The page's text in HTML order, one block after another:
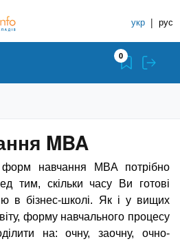
укр | рус
0
MBA
навчання MBA потрібно
тим, скільки часу Ви готові
в бізнес-школі. Як і у вищих
форму навчального процесу
на: очну, заочну, очно-